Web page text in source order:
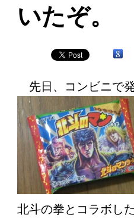
いたぞ。
先日、コンビニで
北斗の拳とコラボし